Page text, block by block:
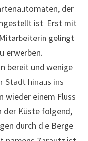
der
ist. Erst mit
gelingt
erwerben.
bereit und wenige
Stadt hinaus ins
wieder einem Fluss
der Küste folgend,
durch die Berge